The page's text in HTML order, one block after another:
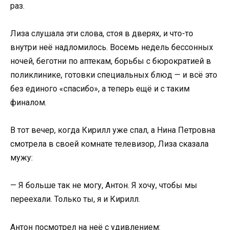
раз.
Лиза слушала эти слова, стоя в дверях, и что-то
внутри неё надломилось. Восемь недель бессонных
ночей, беготни по аптекам, борьбы с бюрократией в
поликлинике, готовки специальных блюд — и всё это
без единого «спасибо», а теперь ещё и с таким
финалом.
В тот вечер, когда Кирилл уже спал, а Нина Петровна
смотрела в своей комнате телевизор, Лиза сказала
мужу:
— Я больше так не могу, Антон. Я хочу, чтобы мы
переехали. Только ты, я и Кирилл.
Антон посмотрел на неё с удивлением: